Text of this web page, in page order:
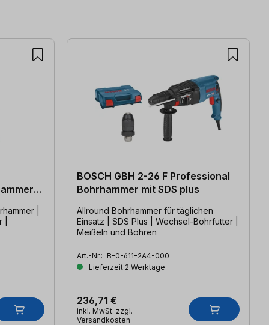
|
BOSCH GBH 2-26 F Professional
Bohrhammer mit SDS plus
Allround Bohrhammer für täglichen
Einsatz | SDS Plus | Wechsel-Bohrfutter |
Meißeln und Bohren
Art.-Nr.: B-0-611-2A4-000
Lieferzeit 2 Werktage
236,71 €
inkl. MwSt. zzgl.
Versandkosten